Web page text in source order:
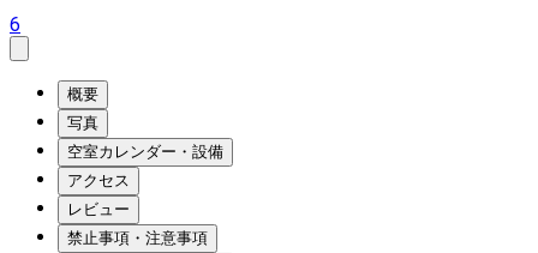
6
概要
写真
空室カレンダー・設備
アクセス
レビュー
禁止事項・注意事項